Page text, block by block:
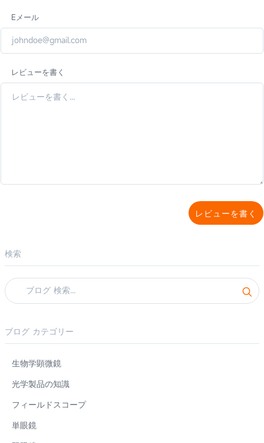
Eメール
レビューを書く
レビューを書く
検索
ブログ カテゴリー
生物学顕微鏡
光学製品の知識
フィールドスコープ
単眼鏡